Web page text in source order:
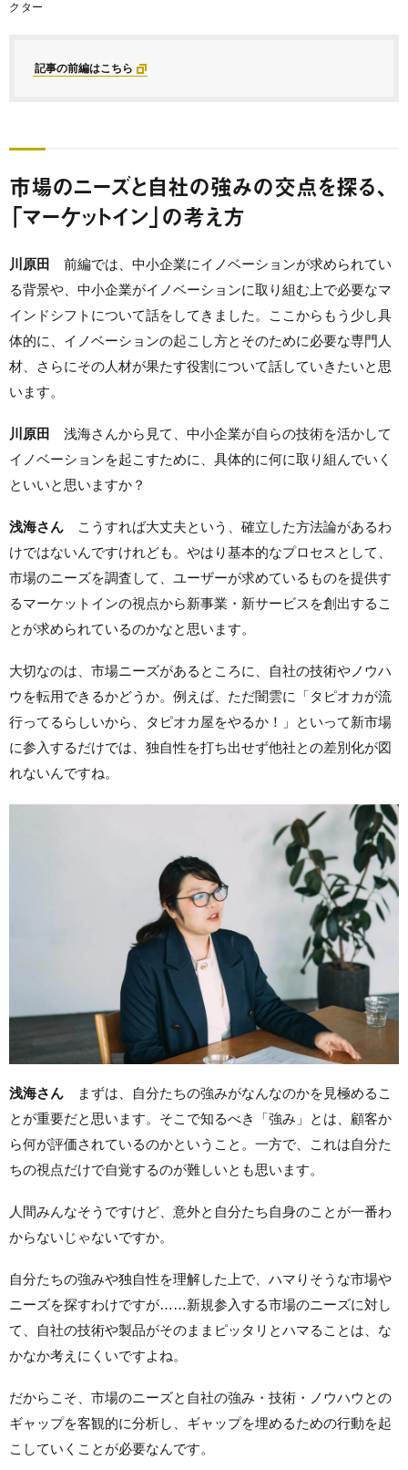
クター
記事の前編はこちら
市場のニーズと自社の強みの交点を探る、
「マーケットイン」の考え方
川原田 前編では、中小企業にイノベーションが求められてい
る背景や、中小企業がイノベーションに取り組む上で必要なマ
インドシフトについて話をしてきました。ここからもう少し具
体的に、イノベーションの起こし方とそのために必要な専門人
材、さらにその人材が果たす役割について話していきたいと思
います。
川原田 浅海さんから見て、中小企業が自らの技術を活かして
イノベーションを起こすために、具体的に何に取り組んでいく
といいと思いますか？
浅海さん こうすれば大丈夫という、確立した方法論があるわ
けではないんですけれども。やはり基本的なプロセスとして、
市場のニーズを調査して、ユーザーが求めているものを提供す
るマーケットインの視点から新事業・新サービスを創出するこ
とが求められているのかなと思います。
大切なのは、市場ニーズがあるところに、自社の技術やノウハ
ウを転用できるかどうか。例えば、ただ闇雲に「タピオカが流
行ってるらしいから、タピオカ屋をやるか！」といって新市場
に参入するだけでは、独自性を打ち出せず他社との差別化が図
れないんですね。
浅海さん まずは、自分たちの強みがなんなのかを見極めるこ
とが重要だと思います。そこで知るべき「強み」とは、顧客か
ら何が評価されているのかということ。一方で、これは自分た
ちの視点だけで自覚するのが難しいとも思います。
人間みんなそうですけど、意外と自分たち自身のことが一番わ
からないじゃないですか。
自分たちの強みや独自性を理解した上で、ハマりそうな市場や
ニーズを探すわけですが……新規参入する市場のニーズに対し
て、自社の技術や製品がそのままピッタリとハマることは、な
かなか考えにくいですよね。
だからこそ、市場のニーズと自社の強み・技術・ノウハウとの
ギャップを客観的に分析し、ギャップを埋めるための行動を起
こしていくことが必要なんです。